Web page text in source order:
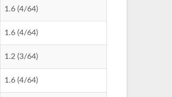
1.6 (4/64)
1.6 (4/64)
1.2 (3/64)
1.6 (4/64)